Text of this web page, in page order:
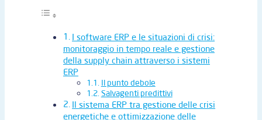
I software ERP e le situazioni di crisi:
monitoraggio in tempo reale e gestione
della supply chain attraverso i sistemi
ERP
Il punto debole
Salvagenti predittivi
Il sistema ERP tra gestione delle crisi
energetiche e ottimizzazione delle